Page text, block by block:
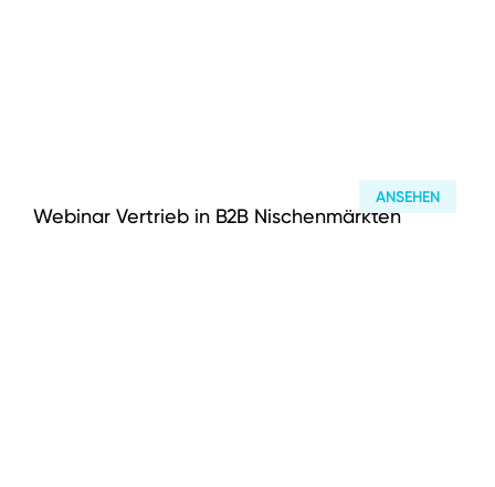
ANSEHEN
Webinar Vertrieb in B2B Nischenmärkten